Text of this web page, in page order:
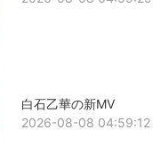
白石乙華の新MV
2026-08-08 04:59:12